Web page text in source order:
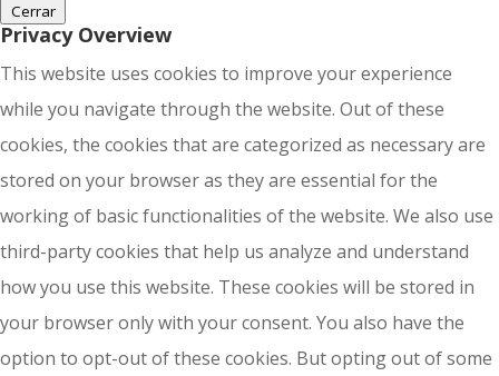
Cerrar
Privacy Overview
This website uses cookies to improve your experience
while you navigate through the website. Out of these
cookies, the cookies that are categorized as necessary are
stored on your browser as they are essential for the
working of basic functionalities of the website. We also use
third-party cookies that help us analyze and understand
how you use this website. These cookies will be stored in
your browser only with your consent. You also have the
option to opt-out of these cookies. But opting out of some